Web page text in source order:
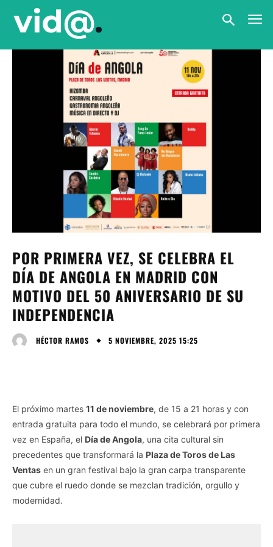
POR PRIMERA VEZ, SE CELEBRA EL
DÍA DE ANGOLA EN MADRID CON
MOTIVO DEL 50 ANIVERSARIO DE SU
INDEPENDENCIA
HÉCTOR RAMOS 5 NOVIEMBRE, 2025 15:25
El próximo martes 11 de noviembre, de 15 a 21 horas y con
entrada gratuita para todo el mundo, se celebrará por primera
vez en España, el Día de Angola, una cita cultural sin
precedentes que transformará la Plaza de Toros de Las
Ventas en un gran festival bajo la gran carpa transparente
que cubre el ruedo donde se mezclan tradición, orgullo y
modernidad.